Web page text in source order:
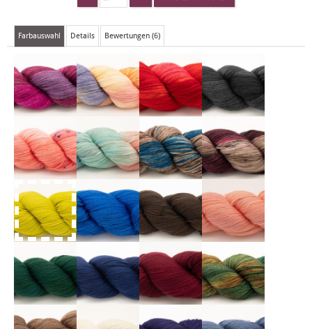
Farbauswahl Details Bewertungen (6)